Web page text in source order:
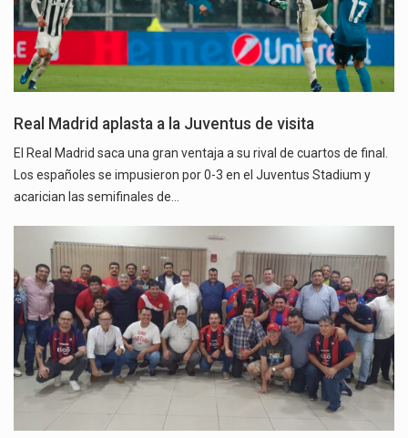
Real Madrid aplasta a la Juventus de visita
El Real Madrid saca una gran ventaja a su rival de cuartos de final.
Los españoles se impusieron por 0-3 en el Juventus Stadium y
acarician las semifinales de…